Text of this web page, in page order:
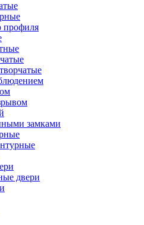
профиля
замками
двери